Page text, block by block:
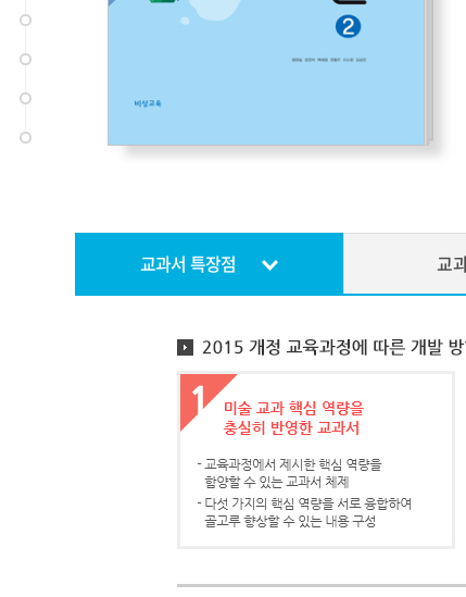
교과서 특장점 교